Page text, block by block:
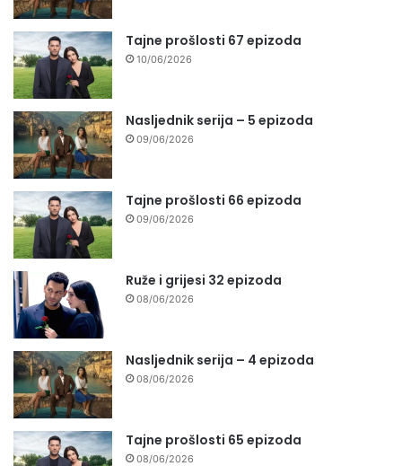
Tajne prošlosti 67 epizoda
10/06/2026
Nasljednik serija – 5 epizoda
09/06/2026
Tajne prošlosti 66 epizoda
09/06/2026
Ruže i grijesi 32 epizoda
08/06/2026
Nasljednik serija – 4 epizoda
08/06/2026
Tajne prošlosti 65 epizoda
08/06/2026